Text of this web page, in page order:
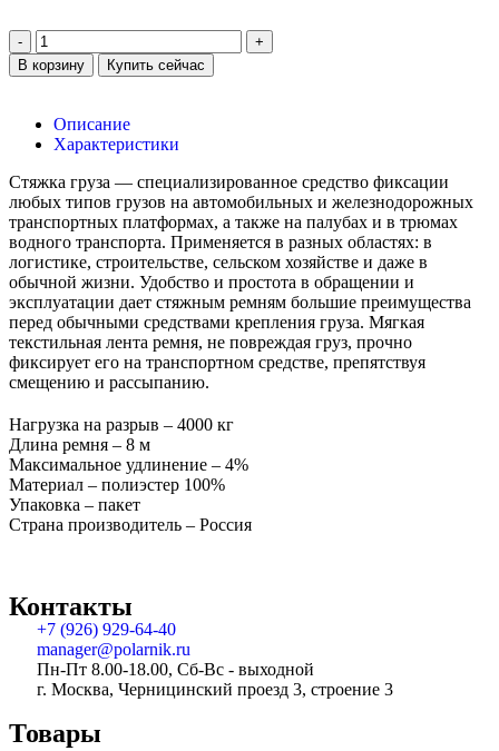
В корзину Купить сейчас
Описание
Характеристики
Стяжка груза — специализированное средство фиксации
любых типов грузов на автомобильных и железнодорожных
транспортных платформах, а также на палубах и в трюмах
водного транспорта. Применяется в разных областях: в
логистике, строительстве, сельском хозяйстве и даже в
обычной жизни. Удобство и простота в обращении и
эксплуатации дает стяжным ремням большие преимущества
перед обычными средствами крепления груза. Мягкая
текстильная лента ремня, не повреждая груз, прочно
фиксирует его на транспортном средстве, препятствуя
смещению и рассыпанию.
Нагрузка на разрыв – 4000 кг
Длина ремня – 8 м
Максимальное удлинение – 4%
Материал – полиэстер 100%
Упаковка – пакет
Страна производитель – Россия
Контакты
+7 (926) 929-64-40
manager@polarnik.ru
Пн-Пт 8.00-18.00, Сб-Вс - выходной
г. Москва, Черницинский проезд 3, строение 3
Товары